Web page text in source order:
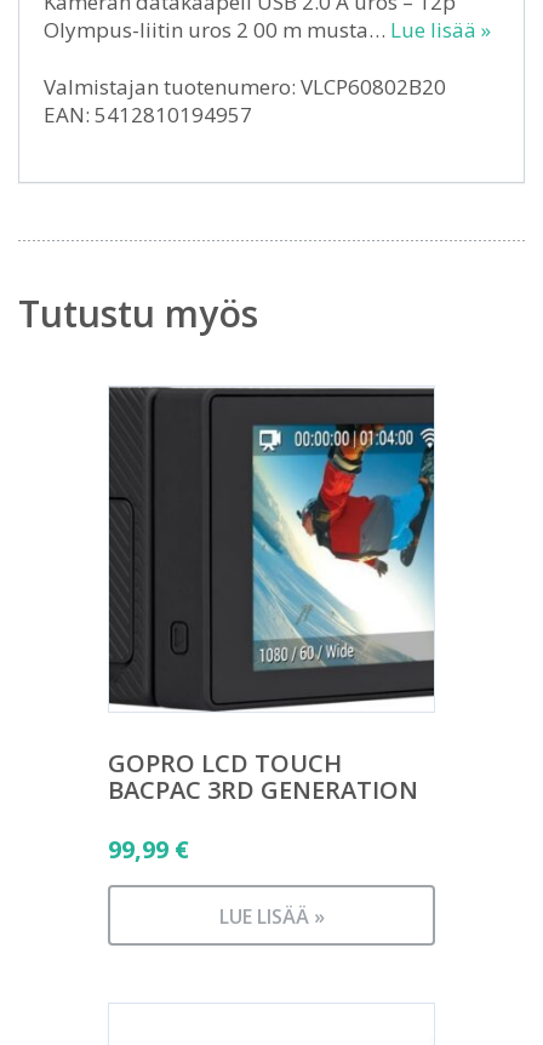
Olympus-liitin uros 2 00 m musta… Lue lisää »
Valmistajan tuotenumero: VLCP60802B20
EAN: 5412810194957
Tutustu myös
GOPRO LCD TOUCH
BACPAC 3RD GENERATION
99,99 €
LUE LISÄÄ »